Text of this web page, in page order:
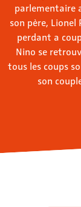
parlementaire
son père, Lionel
perdant a
Nino se
tous les coups
son